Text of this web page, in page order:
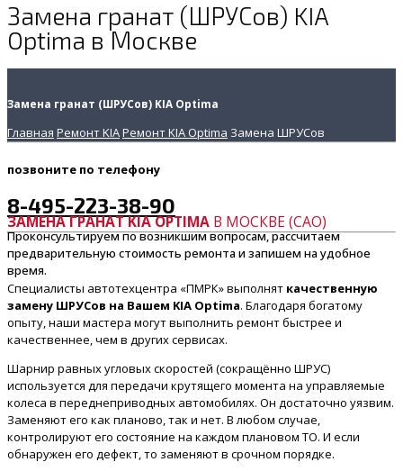
Замена гранат (ШРУСов) KIA
Optima в Москве
Замена гранат (ШРУСов) KIA Optima
Главная Ремонт KIAРемонт KIA Optima Замена ШРУСов
позвоните по телефону
8-495-223-38-90
Проконсультируем по возникшим вопросам, рассчитаем
предварительную стоимость ремонта и запишем на удобное
время.
ЗАМЕНА ГРАНАТ KIA OPTIMA В МОСКВЕ (САО)
Специалисты автотехцентра «ПМРК» выполнят качественную
замену ШРУСов на Вашем KIA Optima. Благодаря богатому
опыту, наши мастера могут выполнить ремонт быстрее и
качественнее, чем в других сервисах.
Шарнир равных угловых скоростей (сокращённо ШРУС)
используется для передачи крутящего момента на управляемые
колеса в переднеприводных автомобилях. Он достаточно уязвим.
Заменяют его как планово, так и нет. В любом случае,
контролируют его состояние на каждом плановом ТО. И если
обнаружен его дефект, то заменяют в срочном порядке.